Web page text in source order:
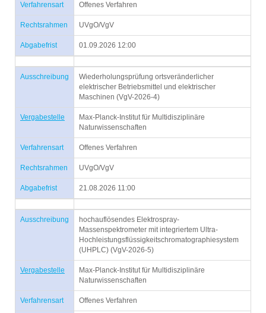
Verfahrensart Offenes Verfahren
Rechtsrahmen UVgO/VgV
Abgabefrist 01.09.2026 12:00
Ausschreibung
Wiederholungsprüfung ortsveränderlicher
elektrischer Betriebsmittel und elektrischer
Maschinen (VgV-2026-4)
Vergabestelle
Max-Planck-Institut für Multidisziplinäre
Naturwissenschaften
Verfahrensart Offenes Verfahren
Rechtsrahmen UVgO/VgV
Abgabefrist 21.08.2026 11:00
Ausschreibung
hochauflösendes Elektrospray-
Massenspektrometer mit integriertem Ultra-
Hochleistungsflüssigkeitschromatographiesystem
(UHPLC) (VgV-2026-5)
Vergabestelle
Max-Planck-Institut für Multidisziplinäre
Naturwissenschaften
Verfahrensart Offenes Verfahren